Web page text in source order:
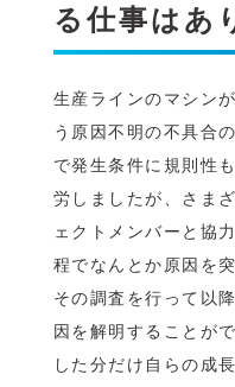
る仕事はあ
生産ラインのマシン
う原因不明の不具合
で発生条件に規則性
労しましたが、さま
ェクトメンバーと協
程でなんとか原因を
その調査を行って以
因を解明することが
した分だけ自らの成